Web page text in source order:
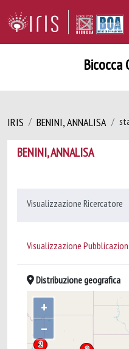
Bicocca
IRIS BENINI, ANNALISA
BENINI, ANNALISA
Visualizzazione Ricercatore
Visualizzazione
Distribuzione geografica
+
–